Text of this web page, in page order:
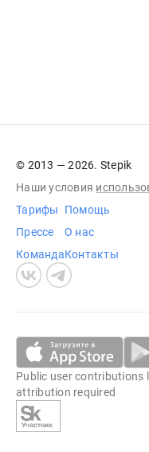
© 2013 — 2026. Stepik
Наши условия
Тарифы
Прессе
Команда
Помощь
О нас
Контакты
Public user contributions
attribution required